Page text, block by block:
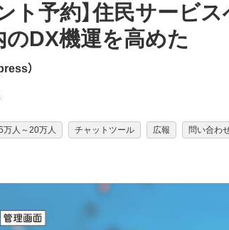
ト予約】住民サービス
DX機運を高めた
）
万人～20万人 チャットツール 広報 問い合わ